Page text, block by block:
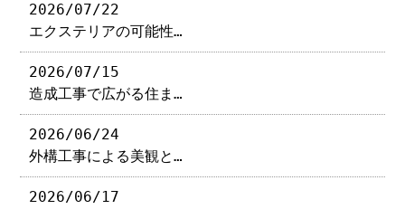
2026/07/22
エクステリアの可能性…
2026/07/15
造成工事で広がる住ま…
2026/06/24
外構工事による美観と…
2026/06/17